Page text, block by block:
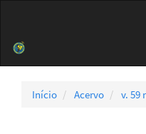
Barra
Início Acervo v. 59